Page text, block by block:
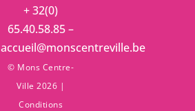
+ 32(0)
65.40.58.85 –
accueil@monscentreville.be
© Mons Centre-
Ville 2026 |
Conditions